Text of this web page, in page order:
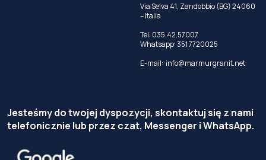
Via Selva 41, Zandobbio (BG) 24060
– Italia
Tel: 035.42.57007
Whatsapp:351 7720025
E-mail: info@marmurgranit.net
Jesteśmy do twojej dyspozycji, skontaktuj się z nami
telefonicznie lub przez czat, Messenger i WhatsApp.